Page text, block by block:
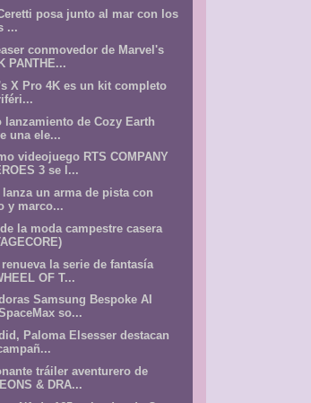
posa junto al mar con los
...
conmovedor de Marvel's
PANTHE...
X Pro 4K es un kit completo
lanzamiento de Cozy Earth
una ele...
videojuego RTS COMPANY
3 se l...
lanza un arma de pista con
y marco...
la moda campestre casera
la serie de fantasía
OF T...
Samsung Bespoke AI
so...
Paloma Elsesser destacan
tráiler aventurero de
& DRA...